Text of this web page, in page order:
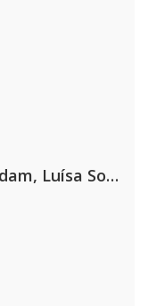
Kriss Kross Amsterdam, Luísa Sonza & Willy William